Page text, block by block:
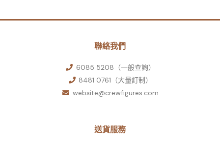
聯絡我們
6085 5208（一般查詢）
8481 0761（大量訂制）
website@crewfigures.com
送貨服務